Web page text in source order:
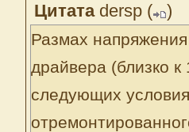
Цитата dersp ( )
Размах
драйвера (близко
следующих